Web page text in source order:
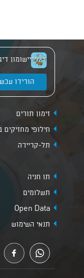
יישומון
הורידו
זימון תורים
חילופי מחזיקים
תל-קריירה
תו חניה
תשלומים
Open Data
תנאי השימוש